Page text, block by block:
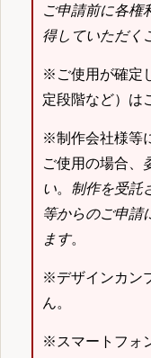
ご申請前に各権
得していただく
※ご使用が確定
定段階など）は
※制作会社様等
ご使用の場合、
い。 制作を受託
等からのご申請
ます。
※デザインカン
ん。
※スマートフォ